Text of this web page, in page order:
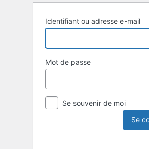
Identifiant ou adresse e-mail
Mot de passe
Se souvenir de moi